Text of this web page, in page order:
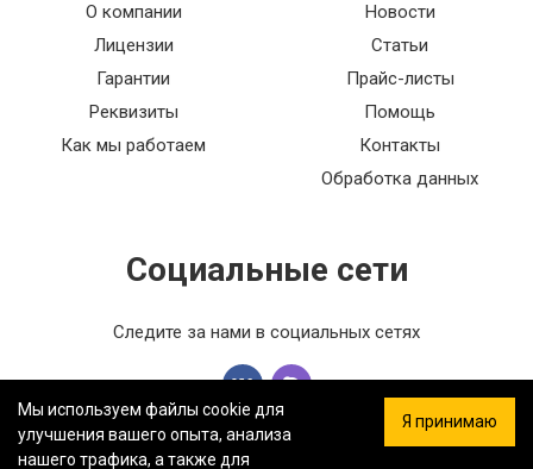
О компании
Лицензии
Гарантии
Реквизиты
Как мы работаем
Новости
Статьи
Прайс-листы
Помощь
Контакты
Обработка данных
Социальные сети
Следите за нами в социальных сетях
Мы используем файлы cookie для
улучшения вашего опыта, анализа
нашего трафика, а также для
Я принимаю